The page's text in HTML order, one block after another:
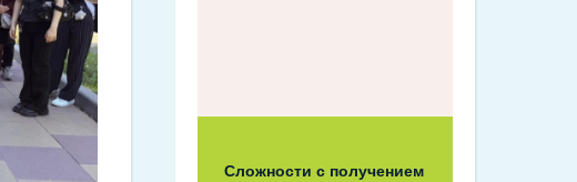
Сложности с получением